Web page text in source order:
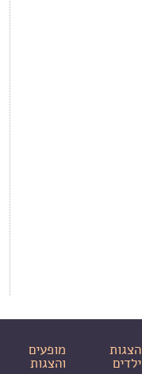
הצגות
ילדים
מופעים
והצגות